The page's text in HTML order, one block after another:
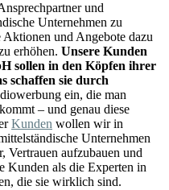
und
Unternehmen zu
und Angebote dazu
erhöhen. Unsere Kunden
sollen in den Köpfen ihrer
schaffen sie durch
ein, die man
– und genau diese
Kunden wollen wir in
Unternehmen
Vertrauen aufzubauen und
Kunden als die Experten in
die sie wirklich sind.